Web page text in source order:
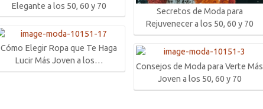
Elegante a los 50, 60 y 70
Cómo Elegir Ropa que Te Haga
Lucir Más Joven a los…
Secretos de Moda para
Rejuvenecer a los 50, 60 y 70
Consejos de Moda para Verte Más
Joven a los 50, 60 y 70